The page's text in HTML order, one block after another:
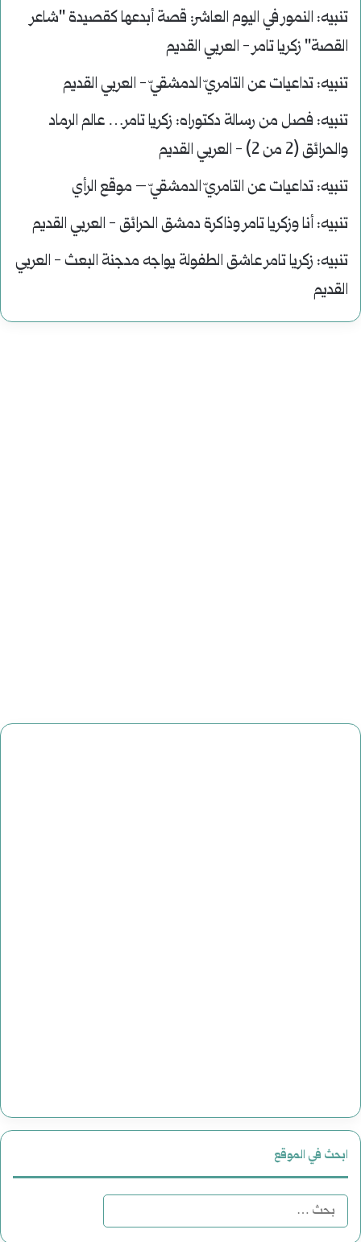
تنبيه: النمور في اليوم العاشر: قصة أبدعها كقصيدة "شاعر
القصة" زكريا تامر - العربي القديم
تنبيه:تداعيات عن التامريّ الدمشقيّ - العربي القديم
تنبيه: فصل من رسالة دكتوراه: زكريا تامر… عالم الرماد
والحرائق (2 من 2) - العربي القديم
تنبيه:تداعيات عن التامريّ الدمشقيّ – موقع الرأي
تنبيه:أنا وزكريا تامر وذاكرة دمشق الحرائق - العربي القديم
تنبيه: زكريا تامر عاشق الطفولة يواجه مدجنة البعث - العربي
القديم
ابحث في الموقع